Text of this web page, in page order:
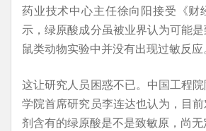
药业技术中心主任徐向阳接受《财
示，绿原酸成分虽被业界认为可能
鼠类动物实验中并没有出现过敏反应。
这让研究人员困惑不已。中国工程
学院首席研究员李连达也认为，目
剂含有的绿原酸是不是致敏原，尚无